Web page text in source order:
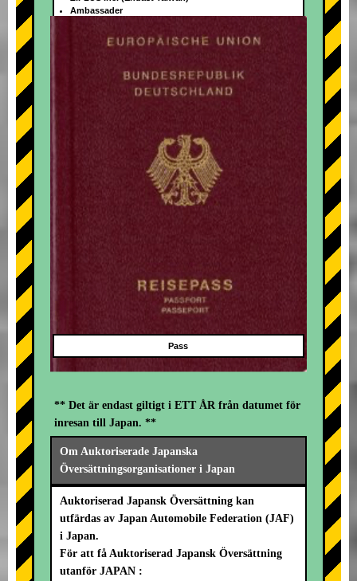
+
Ambassader
Pass
** Det är endast giltigt i ETT ÅR från datumet för
inresan till Japan. **
Om Auktoriserade Japanska
Översättningsorganisationer i Japan
Auktoriserad Japansk Översättning kan
utfärdas av Japan Automobile Federation (JAF)
i Japan.
För att få Auktoriserad Japansk Översättning
utanför JAPAN :